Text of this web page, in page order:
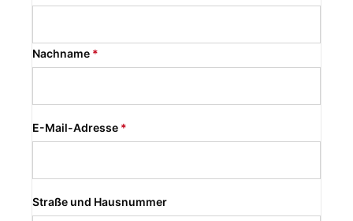
Nachname *
E-Mail-Adresse *
Straße und Hausnummer